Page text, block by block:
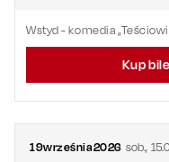
Wstyd - komedia
Kup
19września2026 sob.,